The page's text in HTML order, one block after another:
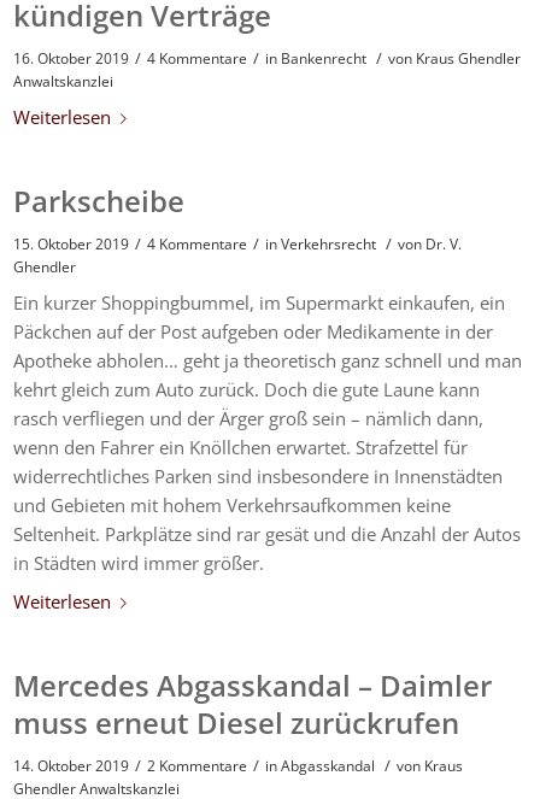
kündigen Verträge
16. Oktober 2019 / 4 Kommentare / in Bankenrecht / von Kraus Ghendler
Anwaltskanzlei
Weiterlesen
Parkscheibe
15. Oktober 2019 / 4 Kommentare / inVerkehrsrecht / von Dr. V.
Ghendler
Ein kurzer Shoppingbummel, im Supermarkt einkaufen, ein
Päckchen auf der Post aufgeben oder Medikamente in der
Apotheke abholen… geht ja theoretisch ganz schnell und man
kehrt gleich zum Auto zurück. Doch die gute Laune kann
rasch verfliegen und der Ärger groß sein – nämlich dann,
wenn den Fahrer ein Knöllchen erwartet. Strafzettel für
widerrechtliches Parken sind insbesondere in Innenstädten
und Gebieten mit hohem Verkehrsaufkommen keine
Seltenheit. Parkplätze sind rar gesät und die Anzahl der Autos
in Städten wird immer größer.
Weiterlesen
Mercedes Abgasskandal – Daimler
muss erneut Diesel zurückrufen
14. Oktober 2019 / 2 Kommentare / inAbgasskandal / von Kraus
Ghendler Anwaltskanzlei